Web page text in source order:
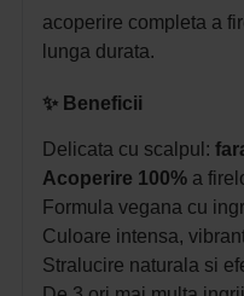
acoperire completa a
lunga durata.
✨ Beneficii
Delicata cu scalpul:
Acoperire 100% a
Formula vegana cu
Culoare intensa,
Stralucire naturala si